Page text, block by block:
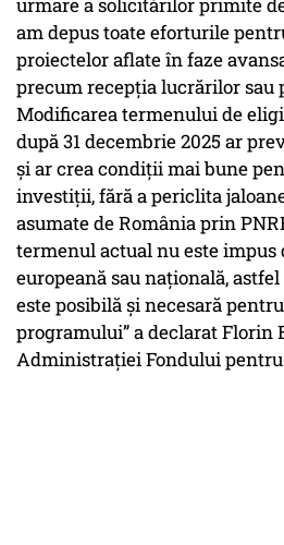
urmare a solicitărilor primite
am depus toate eforturile
proiectelor aflate în faze
precum recepția lucrărilor sau
Modificarea termenului de
după 31 decembrie 2025 ar
și ar crea condiții mai bune
investiții, fără a periclita
asumate de România prin
termenul actual nu este impus
europeană sau națională,
este posibilă și necesară
programului”a declarat Florin
Administrației Fondului